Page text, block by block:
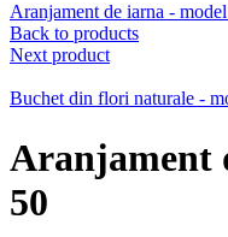
Aranjament de iarna -
Back to products
Next product
Buchet din flori naturale -
Aranjament
50